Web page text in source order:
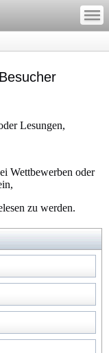
—
—
—
Lesungen,
Wettbewerben oder
zu werden.